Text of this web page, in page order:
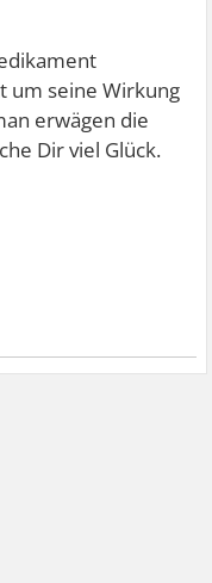
um seine Wirkung
erwägen die
Dir viel Glück.